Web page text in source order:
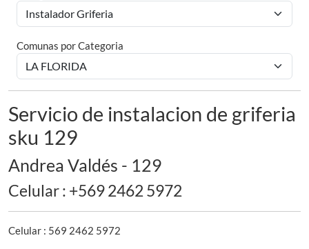
Comunas por Categoria
Servicio de instalacion de griferia
sku 129
Andrea Valdés - 129
Celular : +569 2462 5972
Celular : 569 2462 5972